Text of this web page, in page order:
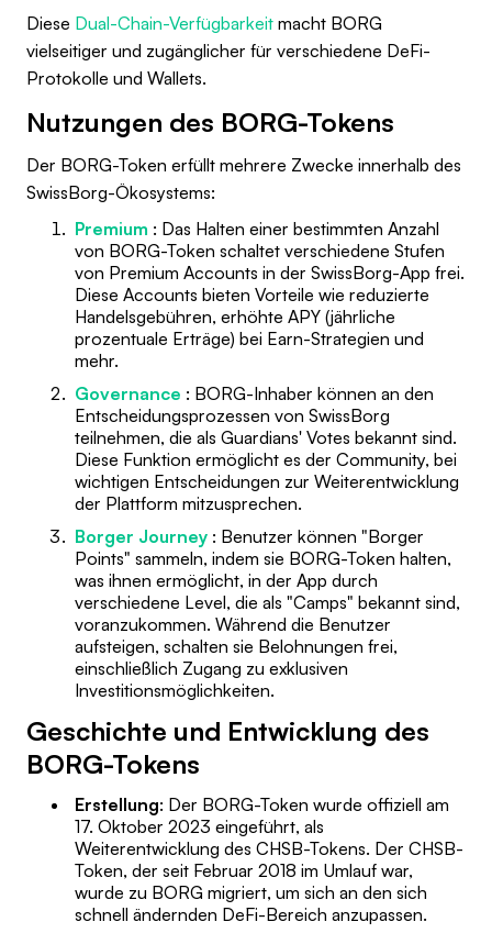
Diese Dual-Chain-Verfügbarkeit macht BORG
vielseitiger und zugänglicher für verschiedene DeFi-
Protokolle und Wallets.
Nutzungen des BORG-Tokens
Der BORG-Token erfüllt mehrere Zwecke innerhalb des
SwissBorg-Ökosystems:
Premium : Das Halten einer bestimmten Anzahl
von BORG-Token schaltet verschiedene Stufen
von Premium Accounts in der SwissBorg-App frei.
Diese Accounts bieten Vorteile wie reduzierte
Handelsgebühren, erhöhte APY (jährliche
prozentuale Erträge) bei Earn-Strategien und
mehr.
Governance : BORG-Inhaber können an den
Entscheidungsprozessen von SwissBorg
teilnehmen, die als Guardians' Votes bekannt sind.
Diese Funktion ermöglicht es der Community, bei
wichtigen Entscheidungen zur Weiterentwicklung
der Plattform mitzusprechen.
Borger Journey : Benutzer können "Borger
Points" sammeln, indem sie BORG-Token halten,
was ihnen ermöglicht, in der App durch
verschiedene Level, die als "Camps" bekannt sind,
voranzukommen. Während die Benutzer
aufsteigen, schalten sie Belohnungen frei,
einschließlich Zugang zu exklusiven
Investitionsmöglichkeiten.
Geschichte und Entwicklung des
BORG-Tokens
Erstellung: Der BORG-Token wurde offiziell am
17. Oktober 2023 eingeführt, als
Weiterentwicklung des CHSB-Tokens. Der CHSB-
Token, der seit Februar 2018 im Umlauf war,
wurde zu BORG migriert, um sich an den sich
schnell ändernden DeFi-Bereich anzupassen.